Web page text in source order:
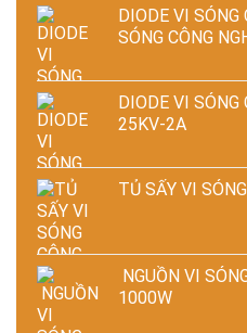
DIODE VI
SÓNG CÔNG
DIODE VI
25KV-2A
TỦ SẤY VI
NGUỒN VI
1000W